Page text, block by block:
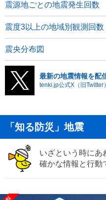
震源地ごとの地震発生回数
震度3以上の地域別観測回数
震央分布図
最新の地震情報を配
tenki.jp公式X（旧Twitter
「知る防災」地震
いざという時にあ
確かな情報と行動